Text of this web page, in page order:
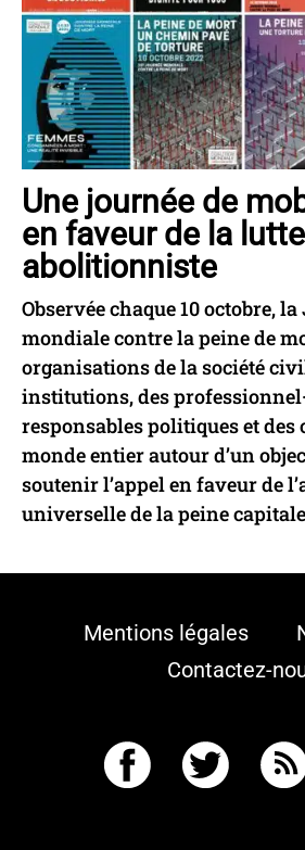
Une journée de
en faveur de la lutte
abolitionniste
Observée chaque 10 octobre,
mondiale contre la peine de
organisations de la société
institutions, des
responsables politiques et des
monde entier autour d’un
soutenir l’appel en faveur de
universelle de la peine
Mentions légales
Contactez-